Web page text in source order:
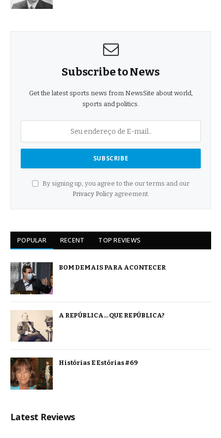
Subscribe to News
Get the latest sports news from NewsSite about world,
sports and politics.
By signing up, you agree to the our terms and our
Privacy Policyagreement.
POPULAR RECENT TOP REVIEWS
BOM DEMAIS PARA ACONTECER
A REPÚBLICA… QUE REPÚBLICA?
Histórias E Estórias #69
Latest Reviews